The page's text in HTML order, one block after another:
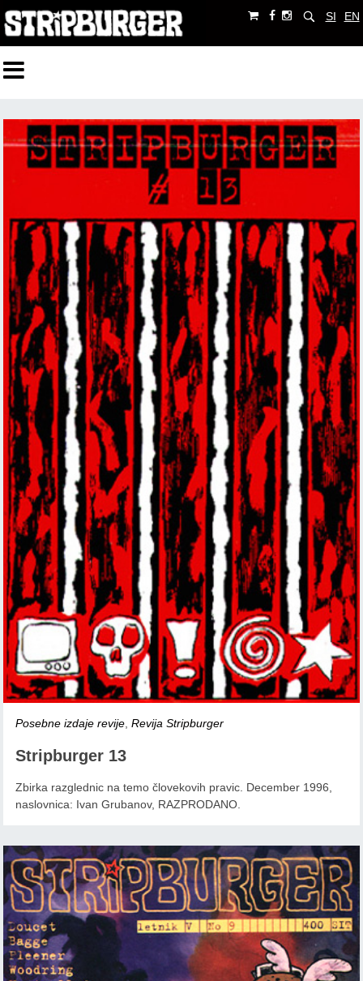
SI EN
Posebne izdaje revije ,Revija Stripburger
Stripburger 13
Zbirka razglednic na temo človekovih pravic. December 1996,
naslovnica: Ivan Grubanov, RAZPRODANO.